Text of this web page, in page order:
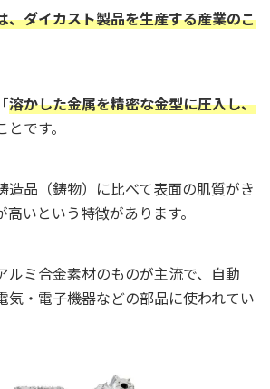
、ダイカスト製品を生産する産業のこ
溶かした金属を精密な金型に圧入し、
とです。
造品（鋳物）に比べて表面の肌質がき
いという特徴があります。
ルミ合金素材のものが主流で、自動
気・電子機器などの部品に使われてい